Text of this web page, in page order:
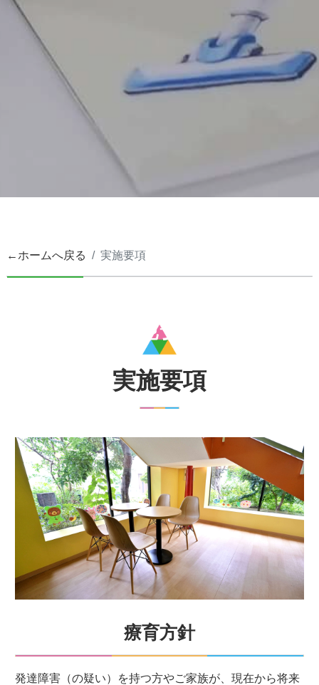
実施要項
←ホームへ戻る 実施要項
実施要項
療育方針
発達障害（の疑い）を持つ方やご家族が、現在から将来